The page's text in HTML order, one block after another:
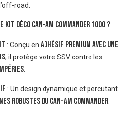
road.
déco Can-Am Commander 1000 ?
: Conçu en adhésif premium avec une
, il protège votre SSV contre les
: Un design dynamique et percutant
robustes du Can-Am Commander